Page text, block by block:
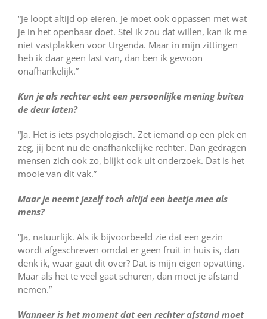
“Je loopt altijd op eieren. Je moet ook oppassen met wat
je in het openbaar doet. Stel ik zou dat willen, kan ik me
niet vastplakken voor Urgenda. Maar in mijn zittingen
heb ik daar geen last van, dan ben ik gewoon
onafhankelijk.”
Kun je als rechter echt een persoonlijke mening buiten
de deur laten?
“Ja. Het is iets psychologisch. Zet iemand op een plek en
zeg, jij bent nu de onafhankelijke rechter. Dan gedragen
mensen zich ook zo, blijkt ook uit onderzoek. Dat is het
mooie van dit vak.”
Maar je neemt jezelf toch altijd een beetje mee als
mens?
“Ja, natuurlijk. Als ik bijvoorbeeld zie dat een gezin
wordt afgeschreven omdat er geen fruit in huis is, dan
denk ik, waar gaat dit over? Dat is mijn eigen opvatting.
Maar als het te veel gaat schuren, dan moet je afstand
nemen.”
Wanneer is het moment dat een rechter afstand moet